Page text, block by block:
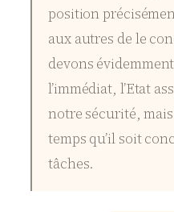
position
aux autres de le
devons
l’immédiat, l’Etat
notre sécurité,
temps qu’il soit
tâches.